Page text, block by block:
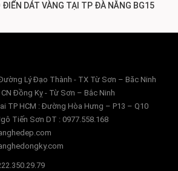
ĐIỂN DÁT VÀNG TẠI TP ĐÀ NẴNG BG15
Lý Đạo Thành - TX Từ Sơn – Băc Ninh
Đồng Kỵ - Từ Sơn – Bắc Ninh
TP HCM : Đường Hòa Hưng – P13 – Q10
Tiến Sơn DT : 0977.558.168